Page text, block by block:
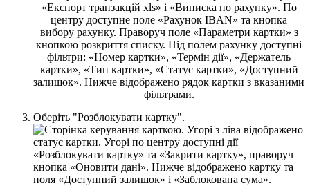
Оберіть "Розблокувати картку".